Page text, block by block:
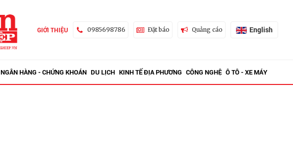
GIỚI THIỆU 0985698786 Đặt báo Quảng cáo English
NGÂN HÀNG - CHỨNG KHOÁN DU LỊCH KINH TẾ ĐỊA PHƯƠNG CÔNG NGHỆ Ô TÔ - XE MÁY